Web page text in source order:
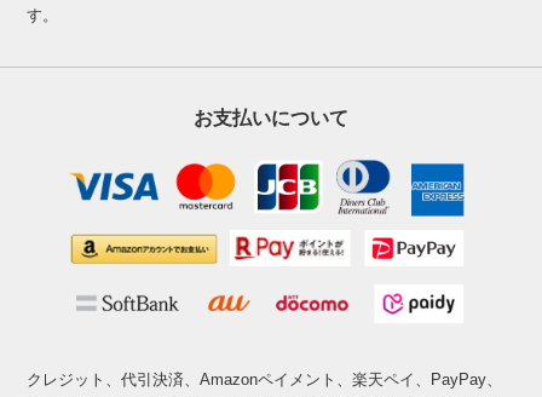
す。
お支払いについて
クレジット、代引決済、Amazonペイメント、楽天ペイ、PayPay、